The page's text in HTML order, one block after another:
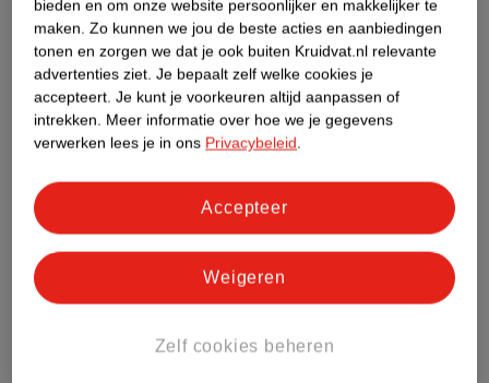
Zet een flesje water met tuutje op het toilet. Hiermee kun je
als je naar het toilet moet je eventuele open wonden
schoonspoelen.
Ga jeborstvoeding geven? Dan is het belangrijk om
zoogkompressen in huis te hebben. Tussen de voedingen door
kunnen je borsten namelijk overtollige moedermelk afgeven.
Dezoogcompressenabsorberen de melk en voorkomen
vlekken in je kleding. DeKruidvat Mama Protection
zoogkompressenzijn extra zacht, ademend en gevormd naar
je borst, waardoor ze optimaal comfort bieden. Ze hebben een
handige plakstrip waardoor ze prettig zitten. En heel handig,
ze zijn ook verkrijgbaar in hetzwart.
bieden en om onze website persoonlijker en makkelijker te
maken. Zo kunnen we jou de beste acties en aanbiedingen
tonen en zorgen we dat je ook buiten Kruidvat.nl relevante
advertenties ziet. Je bepaalt zelf welke cookies je
accepteert. Je kunt je voorkeuren altijd aanpassen of
intrekken. Meer informatie over hoe we je gegevens
verwerken lees je in ons Privacybeleid.
Zelf cookies beheren
Weigeren
Accepteer